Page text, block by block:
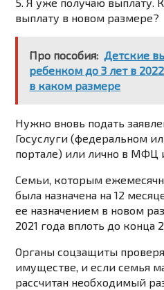
выплату в новом размере?
Про пособия: Детские
ребенком до 3 лет в
в каком размере
Нужно вновь подать
Госуслуги (федеральном
портале) или лично в МФЦ
Семьи, которым
была назначена на 12
ее назначением в новом
2021 года вплоть до конца
Органы соцзащиты
имуществе, и если семья
рассчитан необходимый